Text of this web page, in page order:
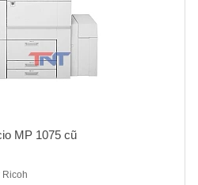
MP 1075 cũ
Ricoh
2051 tốc độ 51 bản/ phút là dòng sản